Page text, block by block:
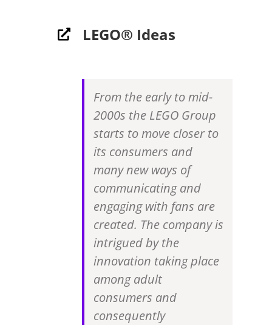
LEGO® Ideas
From the early to mid-
2000s the LEGO Group
starts to move closer to
its consumers and
many new ways of
communicating and
engaging with fans are
created. The company is
intrigued by the
innovation taking place
among adult
consumers and
consequently